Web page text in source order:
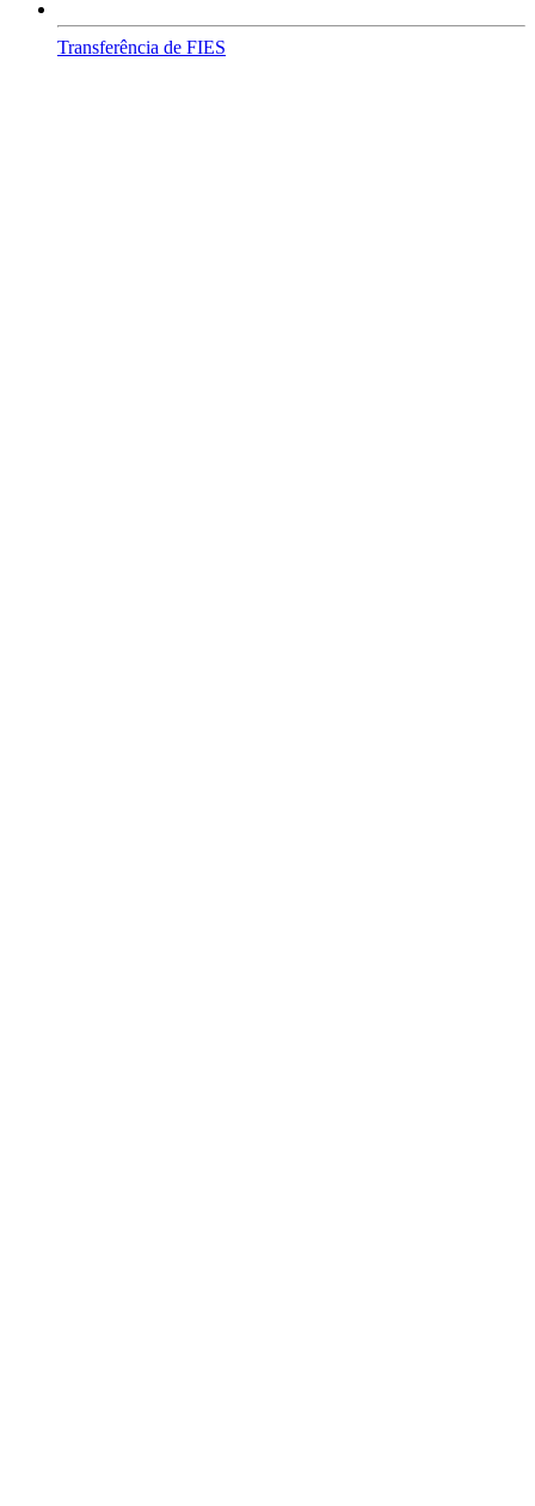
Transferência de FIES